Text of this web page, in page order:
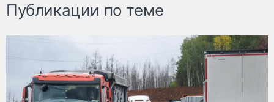
Публикации по теме